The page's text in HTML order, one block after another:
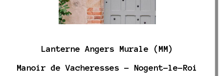
Lanterne Angers Murale (MM)
Manoir de Vacheresses - Nogent-le-Roi